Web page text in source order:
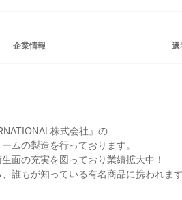
企業情報 選
株式会社』の
ムの製造を行っております。
面の充実を図っており業績拡大中！
誰もが知っている有名商品に携われま